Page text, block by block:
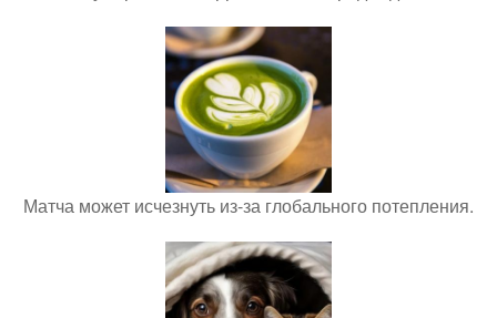
Матча может исчезнуть из-за глобального потепления.